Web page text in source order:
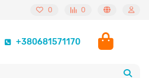
0 0
+380681571170